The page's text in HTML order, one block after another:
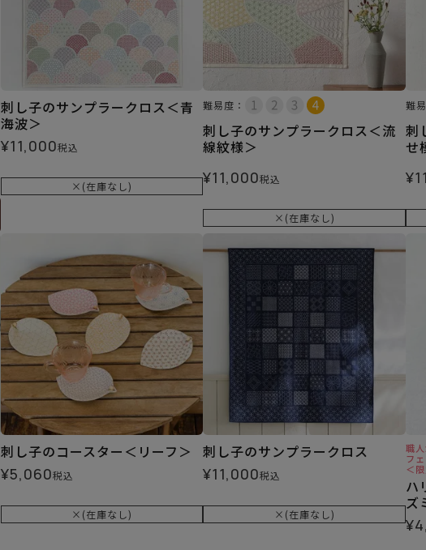
刺し子のサンプラークロス＜青
海波＞
¥11,000税込
×(在庫なし)
難易度：
刺し子のサンプラークロス＜流
線紋様＞
¥11,000税込
×(在庫なし)
難
刺
せ
¥
刺し子のコースター＜リーフ＞
¥5,060税込
×(在庫なし)
刺し子のサンプラークロス
¥11,000税込
×(在庫なし)
職
フ
＜
ハ
ズ
¥